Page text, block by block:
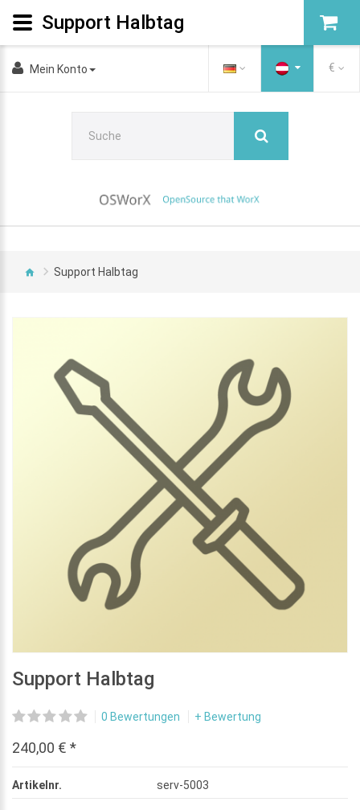
Mein Konto €
Support Halbtag
Support Halbtag
0 Bewertungen + Bewertung
240,00 € *
Artikelnr. serv-5003
Support Halbtag